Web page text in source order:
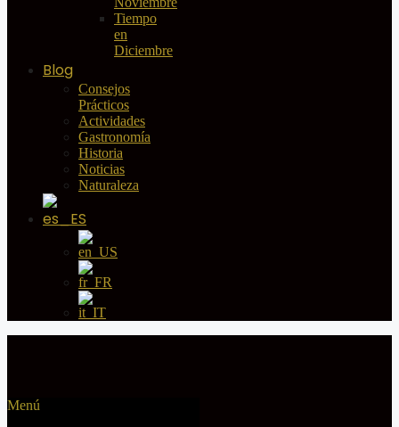
Tiempo
en
Diciembre
Blog
Consejos
Prácticos
Actividades
Gastronomía
Historia
Noticias
Naturaleza
Menú